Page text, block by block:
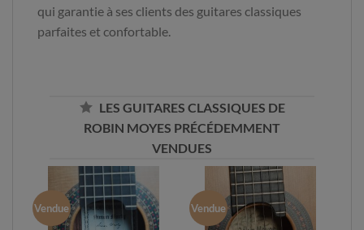
qui garantie à ses clients des guitares classiques
parfaites et confortable.
LES GUITARES CLASSIQUES DE
ROBIN MOYES PRÉCÉDEMMENT
VENDUES
Vendue Vendue